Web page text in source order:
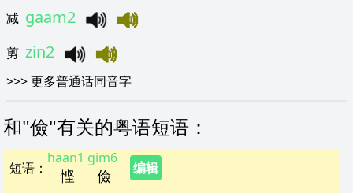
减 gaam2
剪 zin2
>>>更多普通话同音字
和"儉"有关的粤语短语 ：
短语 ： 悭
haan1
儉
gim6
编辑